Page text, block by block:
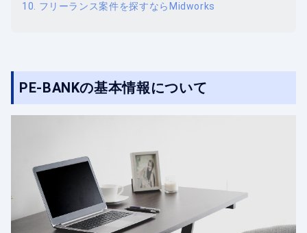
フリーランス案件を探すならMidworks
PE-BANKの基本情報について